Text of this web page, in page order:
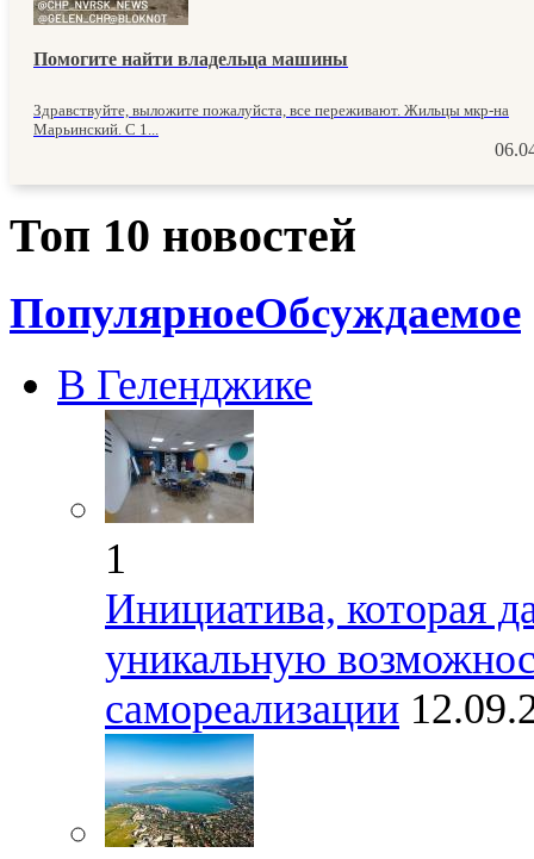
Помогите найти владельца машины
Здравствуйте, выложите пожалуйста, все переживают. Жильцы мкр-на
Марьинский. С 1...
Топ 10 новостей
ПопулярноеОбсуждаемое
В Геленджике
1
Инициатива, которая
уникальную
самореализации